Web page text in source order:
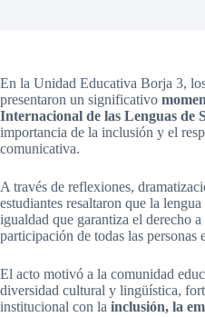
En la Unidad Educativa Borja 3,
presentaron un significativo
Internacional de las Lenguas de
importancia de la inclusión y el
comunicativa.
A través de reflexiones,
estudiantes resaltaron que la
igualdad que garantiza el derecho
participación de todas las personas
El acto motivó a la comunidad
diversidad cultural y lingüística,
institucional con la inclusión, la